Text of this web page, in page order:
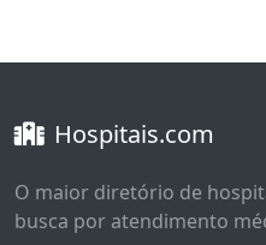
Hospitais.com
O maior diretório de
busca por atendimento